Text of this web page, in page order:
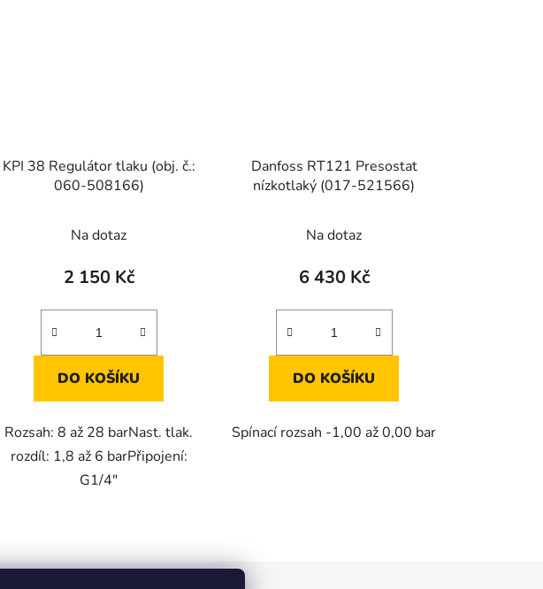
KPI 38 Regulátor tlaku (obj. č.:
060-508166)
Na dotaz
2 150 Kč
DO KOŠÍKU
Rozsah: 8 až 28 barNast. tlak.
rozdíl: 1,8 až 6 barPřipojení:
G1/4"
Danfoss RT121 Presostat
nízkotlaký (017-521566)
Na dotaz
6 430 Kč
DO KOŠÍKU
Spínací rozsah -1,00 až 0,00 bar
v